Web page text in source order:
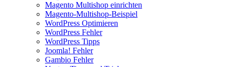
Magento Multishop einrichten
Magento-Multishop-Beispiel
WordPress Optimieren
WordPress Fehler
WordPress Tipps
Joomla! Fehler
Gambio Fehler